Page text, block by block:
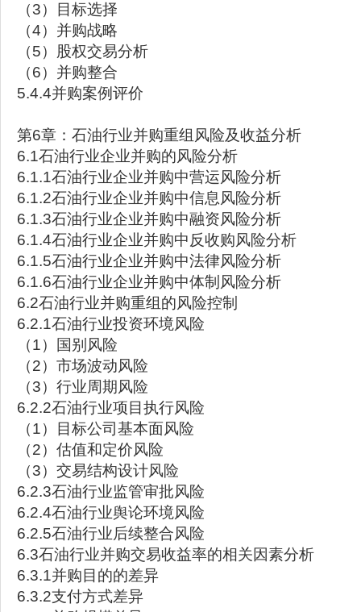
（3）目标选择
（4）并购战略
（5）股权交易分析
（6）并购整合
5.4.4并购案例评价
第6章：石油行业并购重组风险及收益分析
6.1石油行业企业并购的风险分析
6.1.1石油行业企业并购中营运风险分析
6.1.2石油行业企业并购中信息风险分析
6.1.3石油行业企业并购中融资风险分析
6.1.4石油行业企业并购中反收购风险分析
6.1.5石油行业企业并购中法律风险分析
6.1.6石油行业企业并购中体制风险分析
6.2石油行业并购重组的风险控制
6.2.1石油行业投资环境风险
（1）国别风险
（2）市场波动风险
（3）行业周期风险
6.2.2石油行业项目执行风险
（1）目标公司基本面风险
（2）估值和定价风险
（3）交易结构设计风险
6.2.3石油行业监管审批风险
6.2.4石油行业舆论环境风险
6.2.5石油行业后续整合风险
6.3石油行业并购交易收益率的相关因素分析
6.3.1并购目的的差异
6.3.2支付方式差异